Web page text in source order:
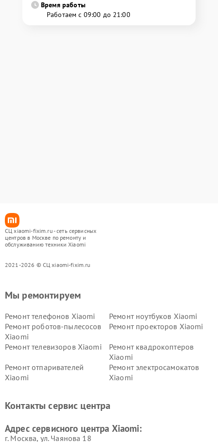
Время работы
Работаем с 09:00 до 21:00
СЦ xiaomi-fixim.ru - сеть сервисных
центров в Москве по ремонту и
обслуживанию техники Xiaomi
2021-2026 © СЦ xiaomi-fixim.ru
Мы ремонтируем
Ремонт телефонов Xiaomi
Ремонт ноутбуков Xiaomi
Ремонт роботов-пылесосов
Xiaomi
Ремонт проекторов Xiaomi
Ремонт телевизоров Xiaomi
Ремонт квадрокоптеров
Xiaomi
Ремонт отпаривателей
Xiaomi
Ремонт электросамокатов
Xiaomi
Ремонт стиральных машин
Ремонт смарт-часов Xiaomi
Контакты сервис центра
Адрес сервисного центра Xiaomi:
г. Москва, ул. Чаянова 18